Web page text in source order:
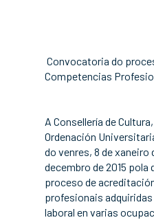
Convocatoria do
Competencias
A Consellería de
Ordenación
do venres, 8 de xaneiro
decembro de 2015 pola
proceso de
profesionais
laboral en varias